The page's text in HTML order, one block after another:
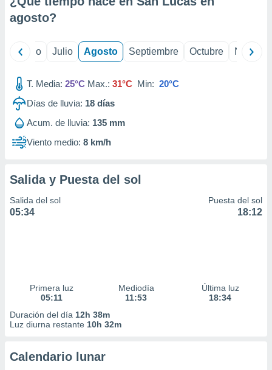
e
publicidad
publicidad
de
agosto?
Junio Julio Agosto Septiembre Octubre
T. Media: 25°C Max.: 31°C Min: 20°C
Días de lluvia: 18 días
Acum. de lluvia: 135 mm
Viento medio: 8 km/h
Salida y Puesta del sol
Salida del sol
05:34
Puesta del sol
18:12
Primera luz
05:11
Mediodía
11:53
Última luz
18:34
Duración del día 12h 38m
Luz diurna restante 10h 32m
Calendario lunar